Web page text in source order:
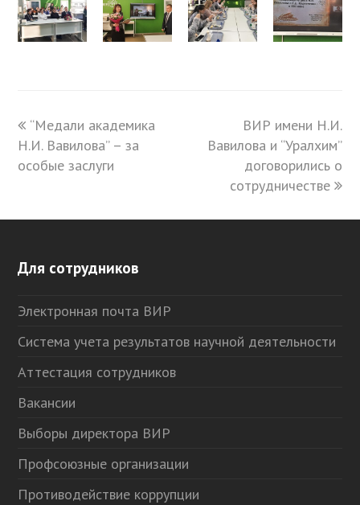
previous
post:
“Медали академика
Н.И. Вавилова” – за
особые заслуги
next
post:
ВИР имени Н.И.
Вавилова и “Уралхим”
договорились о
сотрудничестве
Для сотрудников
Электронная почта ВИР
Система учета результатов научной деятельности
Аттестация сотрудников
Вакансии
Выборы директора ВИР
Профсоюзные организации
Противодействие коррупции